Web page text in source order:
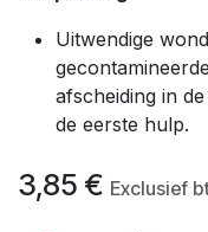
Uitwendige
afscheiding in
de eerste hulp.
3,85 € Exclusief